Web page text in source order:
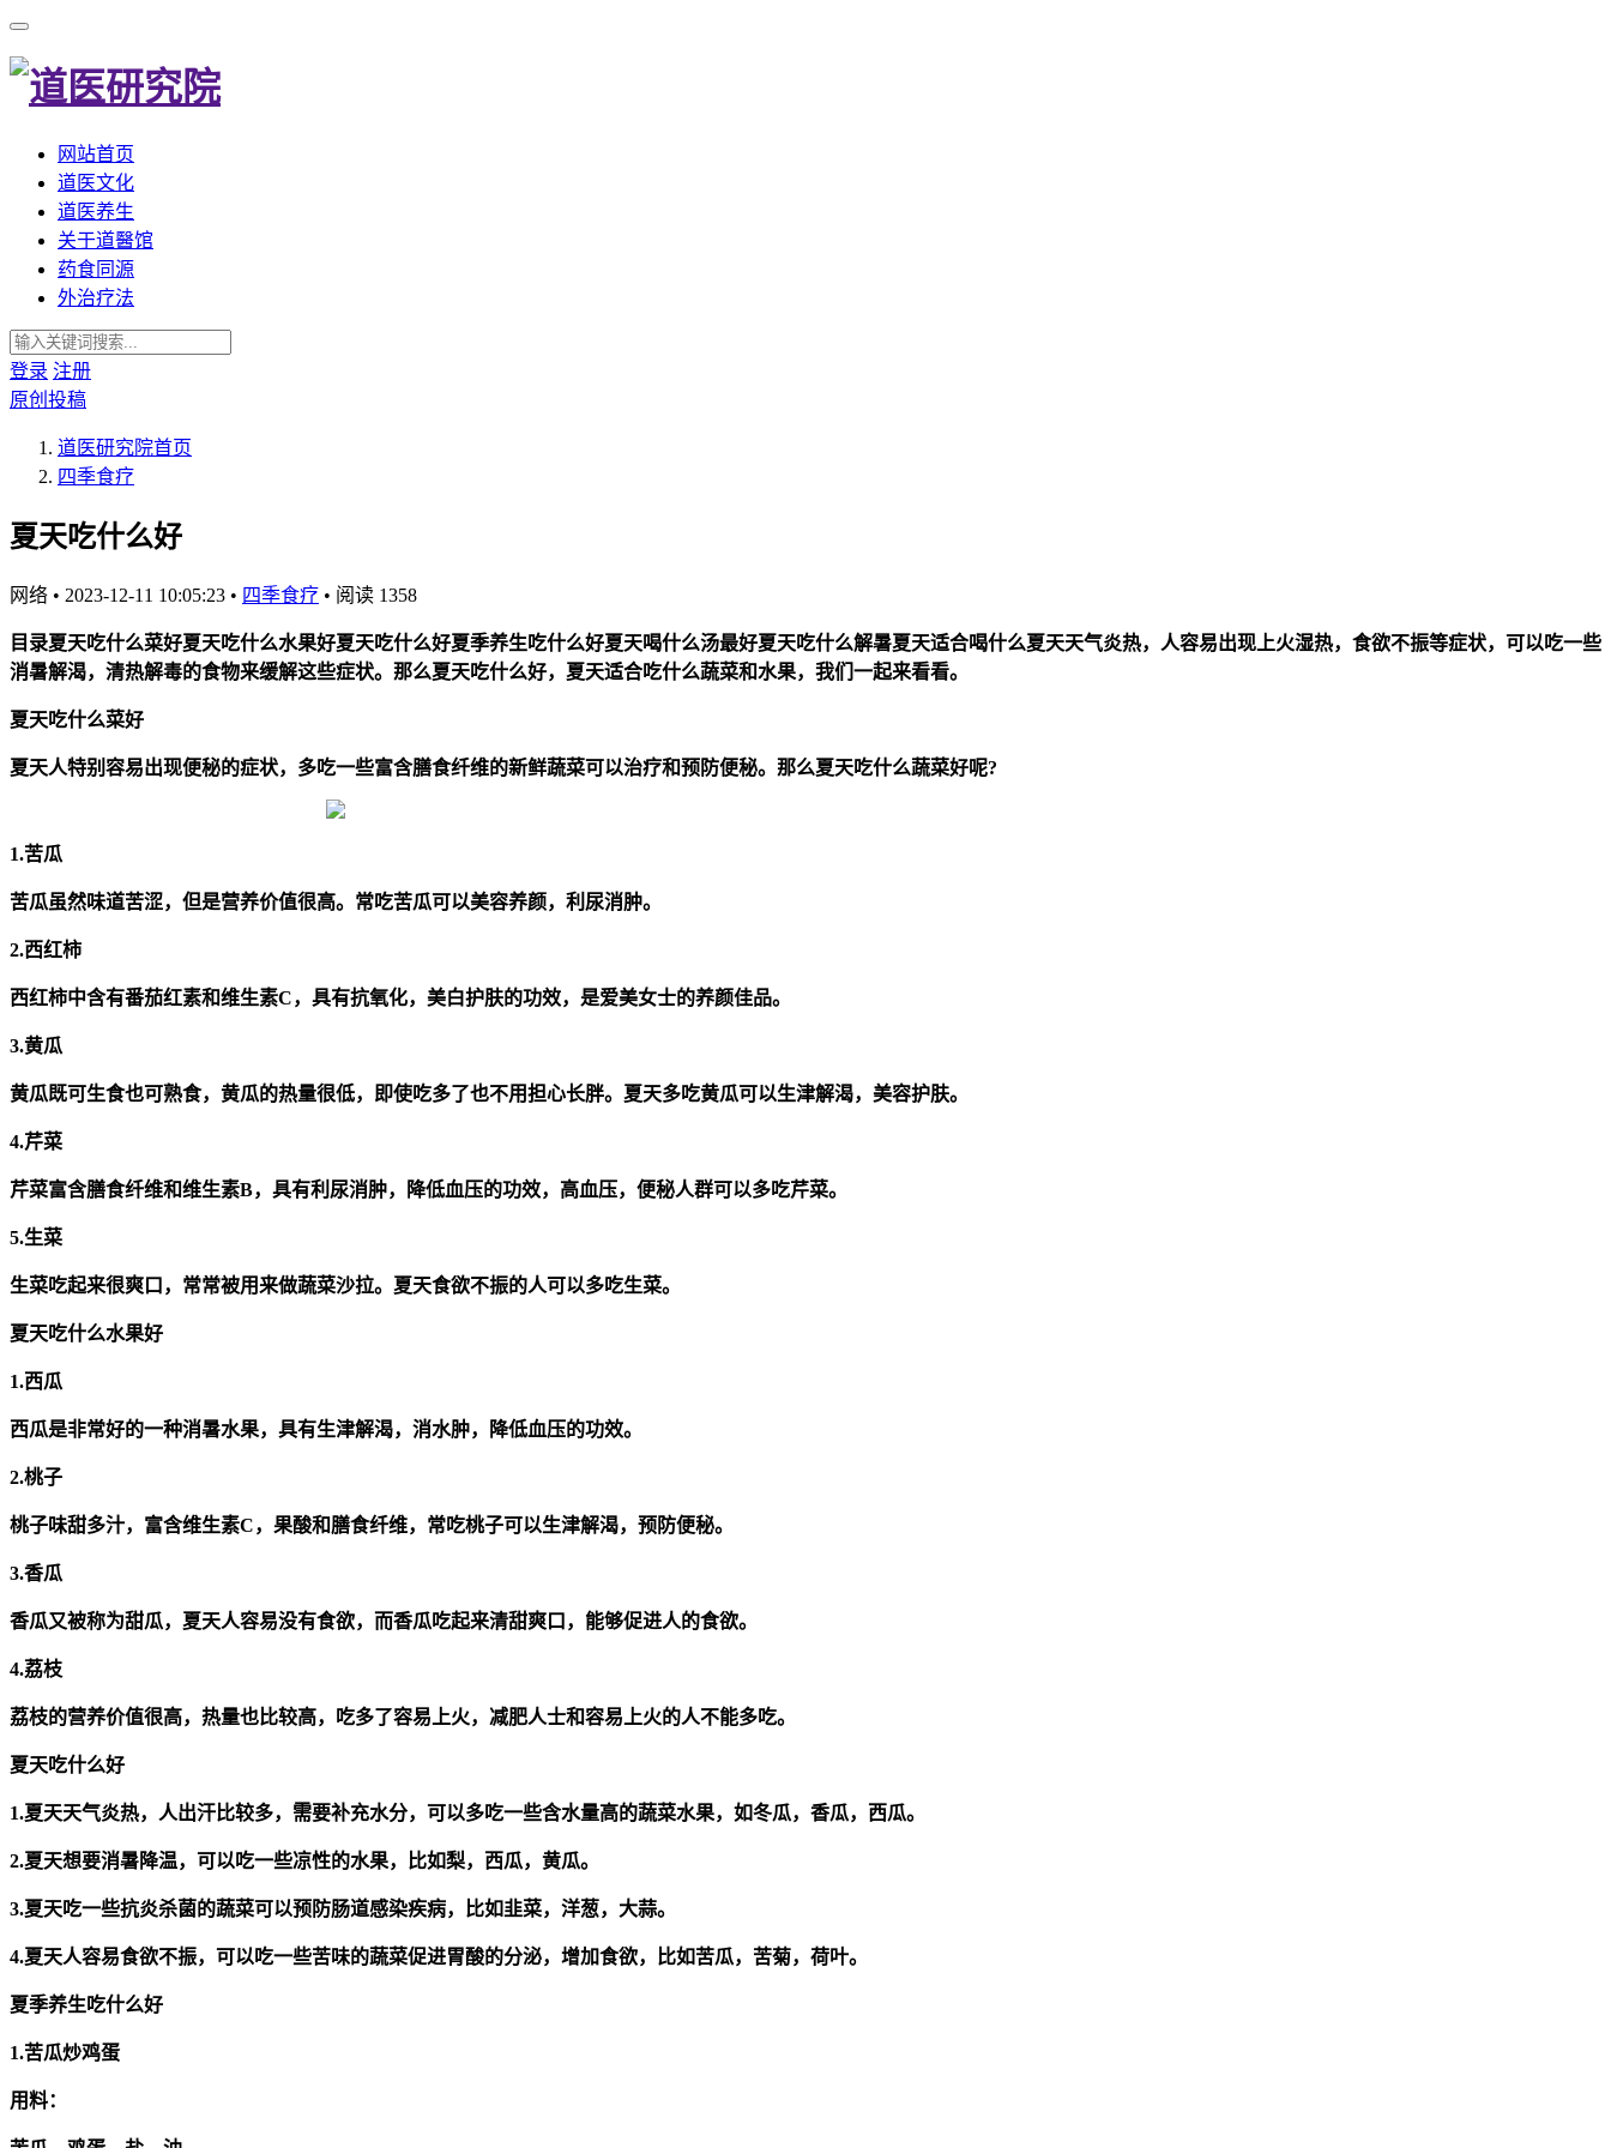
网站首页
道医文化
道医养生
关于道醫馆
药食同源
外治疗法
登录 注册
原创投稿
道医研究院首页
四季食疗
夏天吃什么好
网络 • 2023-12-11 10:05:23 • 四季食疗 • 阅读 1358
目录夏天吃什么菜好夏天吃什么水果好夏天吃什么好夏季养生吃什么好夏天喝什么汤最好夏天吃什么解暑夏天适合喝什么夏天天气炎热，人容易出现上火湿热，食欲不振等症状，可以吃一些
消暑解渴，清热解毒的食物来缓解这些症状。那么夏天吃什么好，夏天适合吃什么蔬菜和水果，我们一起来看看。
夏天吃什么菜好
夏天人特别容易出现便秘的症状，多吃一些富含膳食纤维的新鲜蔬菜可以治疗和预防便秘。那么夏天吃什么蔬菜好呢?
1.苦瓜
苦瓜虽然味道苦涩，但是营养价值很高。常吃苦瓜可以美容养颜，利尿消肿。
2.西红柿
西红柿中含有番茄红素和维生素C，具有抗氧化，美白护肤的功效，是爱美女士的养颜佳品。
3.黄瓜
黄瓜既可生食也可熟食，黄瓜的热量很低，即使吃多了也不用担心长胖。夏天多吃黄瓜可以生津解渴，美容护肤。
4.芹菜
芹菜富含膳食纤维和维生素B，具有利尿消肿，降低血压的功效，高血压，便秘人群可以多吃芹菜。
5.生菜
生菜吃起来很爽口，常常被用来做蔬菜沙拉。夏天食欲不振的人可以多吃生菜。
夏天吃什么水果好
1.西瓜
西瓜是非常好的一种消暑水果，具有生津解渴，消水肿，降低血压的功效。
2.桃子
桃子味甜多汁，富含维生素C，果酸和膳食纤维，常吃桃子可以生津解渴，预防便秘。
3.香瓜
香瓜又被称为甜瓜，夏天人容易没有食欲，而香瓜吃起来清甜爽口，能够促进人的食欲。
4.荔枝
荔枝的营养价值很高，热量也比较高，吃多了容易上火，减肥人士和容易上火的人不能多吃。
夏天吃什么好
1.夏天天气炎热，人出汗比较多，需要补充水分，可以多吃一些含水量高的蔬菜水果，如冬瓜，香瓜，西瓜。
2.夏天想要消暑降温，可以吃一些凉性的水果，比如梨，西瓜，黄瓜。
3.夏天吃一些抗炎杀菌的蔬菜可以预防肠道感染疾病，比如韭菜，洋葱，大蒜。
4.夏天人容易食欲不振，可以吃一些苦味的蔬菜促进胃酸的分泌，增加食欲，比如苦瓜，苦菊，荷叶。
夏季养生吃什么好
1.苦瓜炒鸡蛋
用料：